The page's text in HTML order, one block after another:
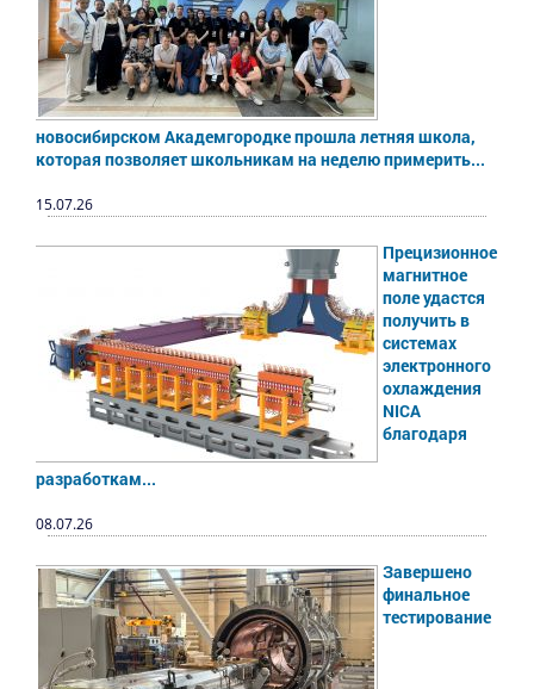
новосибирском Академгородке прошла летняя школа,
которая позволяет школьникам на неделю примерить...
15.07.26
Прецизионное
магнитное
поле удастся
получить в
системах
электронного
охлаждения
NICA
благодаря
разработкам...
08.07.26
Завершено
финальное
тестирование